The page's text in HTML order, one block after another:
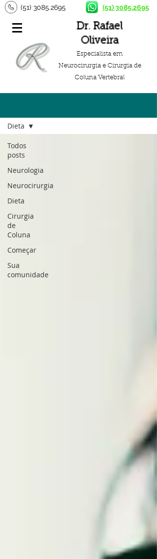
Dr. Rafael
Oliveira
Especialista em
Neurocirurgia e Cirurgia de
Coluna Vertebral
(51) 3085.2695 (51) 3085.2695
Todos
posts
Neurologia
Neurocirurgia
Dieta
Cirurgia
de
Coluna
Começar
Sua
comunidade
Dieta